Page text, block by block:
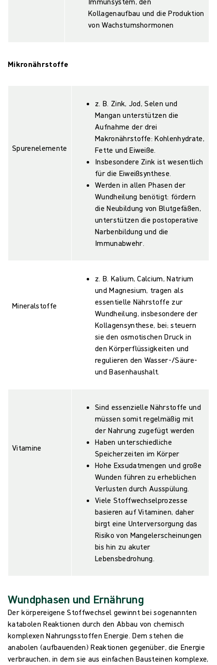
Kollagenaufbau und die Produktion
von Wachstumshormonen
Mikronährstoffe
Spurenelemente
z. B. Zink, Jod, Selen und
Mangan unterstützen die
Aufnahme der drei
Makronährstoffe: Kohlenhydrate,
Fette und Eiweiße.
Insbesondere Zink ist wesentlich
für die Eiweißsynthese.
Werden in allen Phasen der
Wundheilung benötigt: fördern
die Neubildung von Blutgefäßen,
unterstützen die postoperative
Narbenbildung und die
Immunabwehr.
Mineralstoffe
z. B. Kalium, Calcium, Natrium
und Magnesium, tragen als
essentielle Nährstoffe zur
Wundheilung, insbesondere der
Kollagensynthese, bei; steuern
sie den osmotischen Druck in
den Körperflüssigkeiten und
regulieren den Wasser-/Säure-
und Basenhaushalt.
Vitamine
Sind essenzielle Nährstoffe und
müssen somit regelmäßig mit
der Nahrung zugefügt werden
Haben unterschiedliche
Speicherzeiten im Körper
Hohe Exsudatmengen und große
Wunden führen zu erheblichen
Verlusten durch Ausspülung.
Viele Stoffwechselprozesse
basieren auf Vitaminen, daher
birgt eine Unterversorgung das
Risiko von Mangelerscheinungen
bis hin zu akuter
Lebensbedrohung.
Wundphasen und Ernährung
Der körpereigene Stoffwechsel gewinnt bei sogenannten
katabolen Reaktionen durch den Abbau von chemisch
komplexen Nahrungsstoffen Energie. Dem stehen die
anabolen (aufbauenden) Reaktionen gegenüber, die Energie
verbrauchen, in dem sie aus einfachen Bausteinen komplexe,